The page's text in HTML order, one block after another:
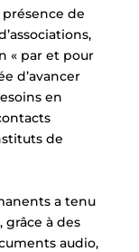
présence de
« par et pour
d’avancer
en
de
a tenu
à des
audio,